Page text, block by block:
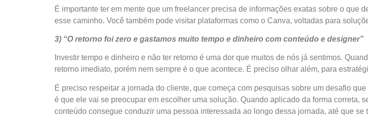
É importante ter em mente que um freelancer precisa de informações exatas sobre o que
esse caminho. Você também pode visitar plataformas como o Canva, voltadas para
3) “O retorno foi zero e gastamos muito tempo e dinheiro com conteúdo e designer”
Investir tempo e dinheiro e não ter retorno é uma dor que muitos de nós já sentimos.
retorno imediato, porém nem sempre é o que acontece. É preciso olhar além, para
É preciso respeitar a jornada do cliente, que começa com pesquisas sobre um desafio
é que ele vai se preocupar em escolher uma solução. Quando aplicado da forma correta,
conteúdo consegue conduzir uma pessoa interessada ao longo dessa jornada, até que se